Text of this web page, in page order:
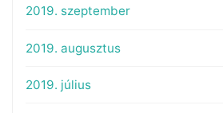
2019. szeptember
2019. augusztus
2019. július